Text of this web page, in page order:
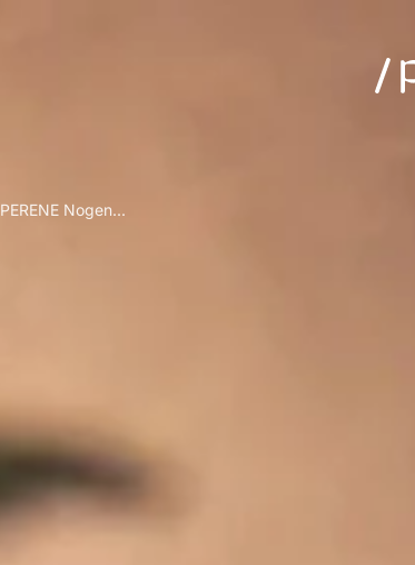
PERENE Nogen...